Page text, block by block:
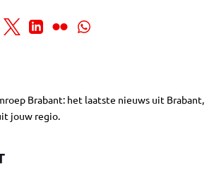
Brabant: het laatste nieuws uit Brabant,
jouw regio.